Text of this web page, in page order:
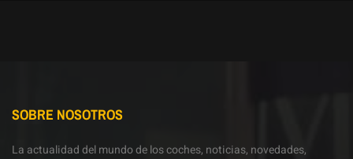
SOBRE NOSOTROS
La actualidad del mundo de los coches, noticias, novedades,